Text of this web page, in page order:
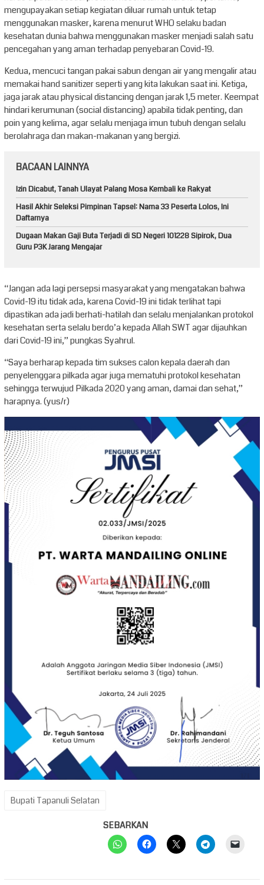
mengupayakan setiap kegiatan diluar rumah untuk tetap
menggunakan masker, karena menurut WHO selaku badan
kesehatan dunia bahwa menggunakan masker menjadi salah satu
pencegahan yang aman terhadap penyebaran Covid-19.
Kedua, mencuci tangan pakai sabun dengan air yang mengalir atau
memakai hand sanitizer seperti yang kita lakukan saat ini. Ketiga,
jaga jarak atau physical distancing dengan jarak 1,5 meter. Keempat
hindari kerumunan (social distancing) apabila tidak penting, dan
poin yang kelima, agar selalu menjaga imun tubuh dengan selalu
berolahraga dan makan-makanan yang bergizi.
BACAAN LAINNYA
Izin Dicabut, Tanah Ulayat Palang Mosa Kembali ke Rakyat
Hasil Akhir Seleksi Pimpinan Tapsel: Nama 33 Peserta Lolos, Ini
Daftarnya
Dugaan Makan Gaji Buta Terjadi di SD Negeri 101228 Sipirok, Dua
Guru P3K Jarang Mengajar
“Jangan ada lagi persepsi masyarakat yang mengatakan bahwa
Covid-19 itu tidak ada, karena Covid-19 ini tidak terlihat tapi
dipastikan ada jadi berhati-hatilah dan selalu menjalankan protokol
kesehatan serta selalu berdo’a kepada Allah SWT agar dijauhkan
dari Covid-19 ini,” pungkas Syahrul.
“Saya berharap kepada tim sukses calon kepala daerah dan
penyelenggara pilkada agar juga mematuhi protokol kesehatan
sehingga terwujud Pilkada 2020 yang aman, damai dan sehat,”
harapnya. (yus/r)
Bupati Tapanuli Selatan
SEBARKAN